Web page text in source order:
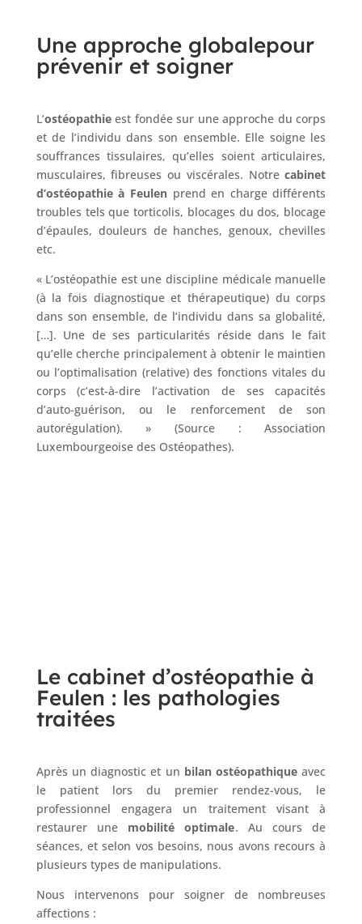
Une approche globalepour
prévenir et soigner
L’ostéopathieest fondée sur une approche du corps
et de l’individu dans son ensemble. Elle soigne les
souffrances tissulaires, qu’elles soient articulaires,
musculaires, fibreuses ou viscérales. Notrecabinet
d’ostéopathie à Feulenprend en charge différents
troubles tels que torticolis, blocages du dos, blocage
d’épaules, douleurs de hanches, genoux, chevilles
etc.
« L’ostéopathie est une discipline médicale manuelle
(à la fois diagnostique et thérapeutique) du corps
dans son ensemble, de l’individu dans sa globalité,
[…]. Une de ses particularités réside dans le fait
qu’elle cherche principalement à obtenir le maintien
ou l’optimalisation (relative) des fonctions vitales du
corps (c’est-à-dire l’activation de ses capacités
d’auto-guérison, ou le renforcement de son
autorégulation). » (Source : Association
Luxembourgeoise des Ostéopathes).
Le cabinet d’ostéopathie à
Feulen : les pathologies
traitées
Après un diagnostic et un bilan ostéopathique avec
le patient lors du premier rendez-vous, le
professionnel engagera un traitement visant à
restaurer une mobilité optimale. Au cours de
séances, et selon vos besoins, nous avons recours à
plusieurs types de manipulations.
Nous intervenons pour soigner de nombreuses
affections :